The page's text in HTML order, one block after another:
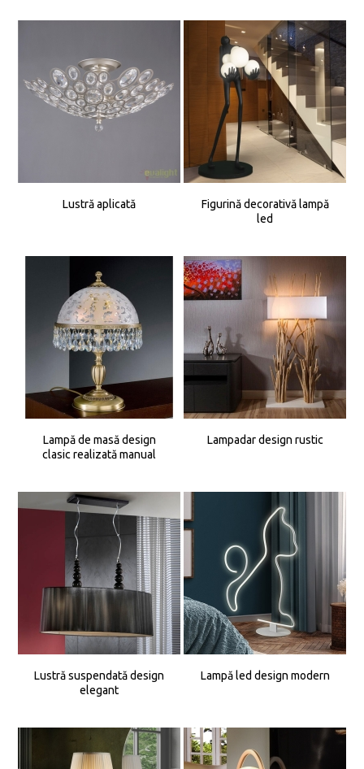
Lustră aplicată
Figurină decorativă lampă
led
Lampă de masă design
clasic realizată manual
Lampadar design rustic
Lustră suspendată design
elegant
Lampă led design modern